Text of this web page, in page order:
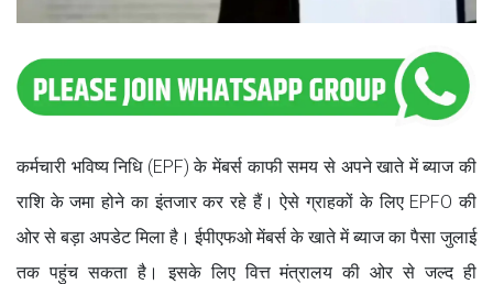
कर्मचारी भविष्य निधि (EPF) के मेंबर्स काफी समय से अपने खाते में ब्याज की
राशि के जमा होने का इंतजार कर रहे हैं। ऐसे ग्राहकों के लिए EPFO की
ओर से बड़ा अपडेट मिला है। ईपीएफओ मेंबर्स के खाते में ब्‍याज का पैसा जुलाई
तक पहुंच सकता है। इसके लिए वित्त मंत्रालय की ओर से जल्द ही